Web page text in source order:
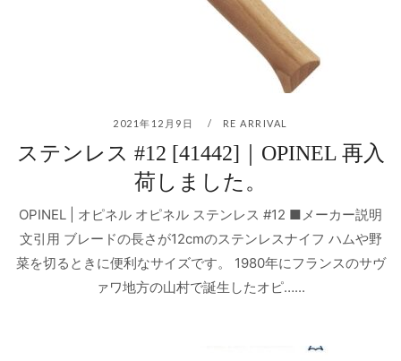
2021年12月9日 RE ARRIVAL
ステンレス #12 [41442]｜OPINEL 再入
荷しました。
OPINEL | オピネル オピネル ステンレス #12 ■メーカー説明
文引用 ブレードの長さが12cmのステンレスナイフ ハムや野
菜を切るときに便利なサイズです。 1980年にフランスのサヴ
ァワ地方の山村で誕生したオピ…...